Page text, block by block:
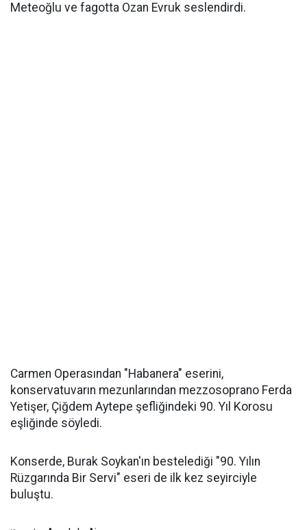
Meteoğlu ve fagotta Ozan Evruk seslendirdi.
Carmen Operasından "Habanera" eserini,
konservatuvarın mezunlarından mezzosoprano Ferda
Yetişer, Çiğdem Aytepe şefliğindeki 90. Yıl Korosu
eşliğinde söyledi.
Konserde, Burak Soykan'ın bestelediği "90. Yılın
Rüzgarında Bir Servi" eseri de ilk kez seyirciyle
buluştu.